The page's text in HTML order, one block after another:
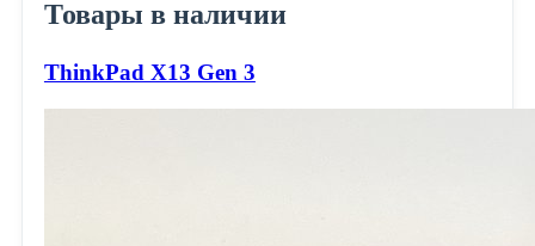
Товары в наличии
ThinkPad X13 Gen 3